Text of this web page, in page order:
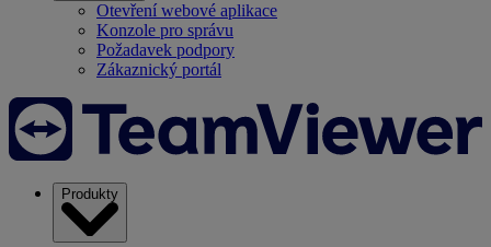
Otevření webové aplikace
Konzole pro správu
Požadavek podpory
Zákaznický portál
Produkty